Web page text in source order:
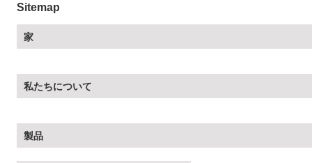
Sitemap
家
私たちについて
製品